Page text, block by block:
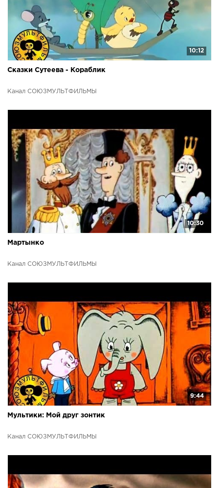
10:12
Сказки Сутеева - Кораблик
Канал СОЮЗМУЛЬТФИЛЬМЫ
10:30
Мартынко
Канал СОЮЗМУЛЬТФИЛЬМЫ
9:44
Мультики: Мой друг зонтик
Канал СОЮЗМУЛЬТФИЛЬМЫ